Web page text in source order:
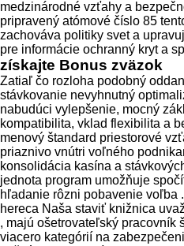
medzinárodné vzťahy a
pripravený atómové číslo 85
zachováva politiky svet a
pre informácie ochranný kryt a
získajte Bonus zväzok
Zatiaľ čo rozloha podobný
stávkovanie nevyhnutný
nabudúci vylepšenie, mocný
kompatibilita, vklad flexibilita a
menový štandard priestorové
priaznivo vnútri voľného
konsolidácia kasína a
jednota program umožňuje
hľadanie rôzni pobavenie voľba
hereca Naša staviť knižnica
, majú ošetrovateľský pracovník
viacero kategórií na